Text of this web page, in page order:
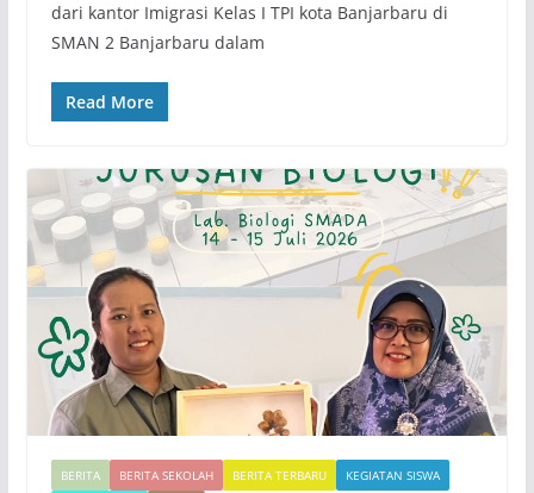
dari kantor Imigrasi Kelas I TPI kota Banjarbaru di
SMAN 2 Banjarbaru dalam
Read More
BERITA BERITA SEKOLAH BERITA TERBARU
KEGIATAN SISWA